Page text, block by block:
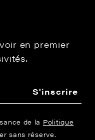
en premier
S'inscrire
de la Politique
sans réserve.